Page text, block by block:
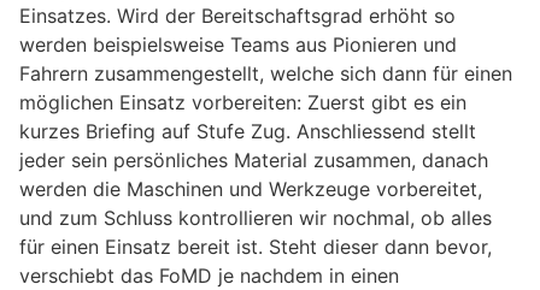
Einsatzes. Wird der Bereitschaftsgrad erhöht so
werden beispielsweise Teams aus Pionieren und
Fahrern zusammengestellt, welche sich dann für einen
möglichen Einsatz vorbereiten: Zuerst gibt es ein
kurzes Briefing auf Stufe Zug. Anschliessend stellt
jeder sein persönliches Material zusammen, danach
werden die Maschinen und Werkzeuge vorbereitet,
und zum Schluss kontrollieren wir nochmal, ob alles
für einen Einsatz bereit ist. Steht dieser dann bevor,
verschiebt das FoMD je nachdem in einen